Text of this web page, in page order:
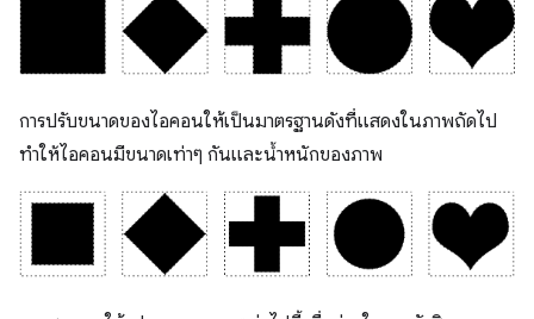
การปรับขนาดของไอคอนให้เป็นมาตรฐานดังที่แสดงในภาพถัดไป
ทำให้ไอคอนมีขนาดเท่าๆ กันและน้ำหนักของภาพ